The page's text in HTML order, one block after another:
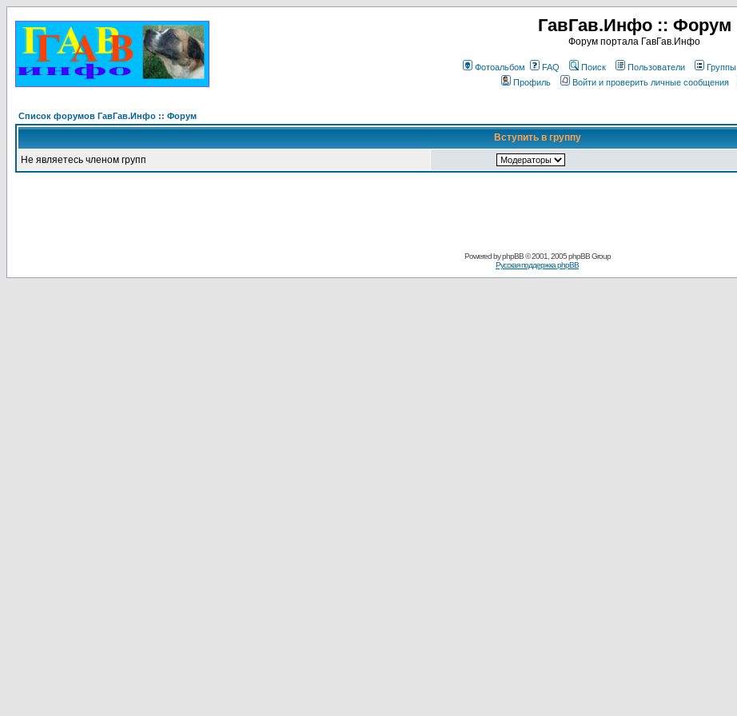
ГавГав.Инфо :: Форум
Форум портала ГавГав.Инфо
Фотоальбом FAQ Поиск Пользователи Группы
Профиль
Войти и проверить личные сообщения
Список форумов ГавГав.Инфо :: Форум
Вступить в группу
Не являетесь членом групп
Powered byphpBB© 2001, 2005 phpBB Group
Русская поддержка phpBB